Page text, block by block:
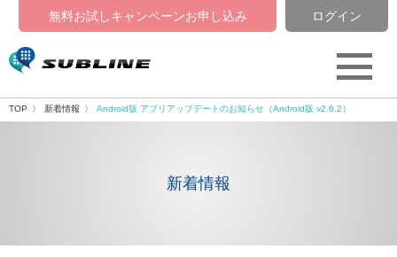
無料お試しキャンペーンお申し込み ログイン
TOP 新着情報 Android版 アプリアップデートのお知らせ（Android版 v2.6.2）
新着情報